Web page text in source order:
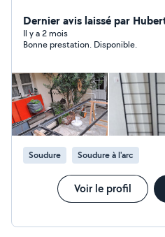
Dernier avis laissé par
Il y a 2 mois
Bonne prestation. Disponible.
Soudure Soudure à l'arc
Voir le profil